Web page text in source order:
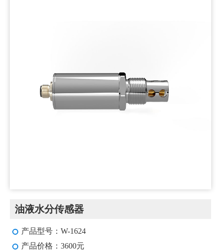
油液水分传感器
产品型号：W-1624
产品价格：3600元